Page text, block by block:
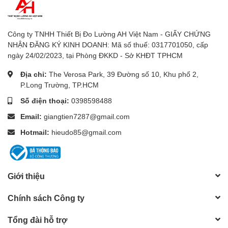
Hiển thị
40 / 400 / 4000 / 40.000 Fc
Dải đo Lux
40 / 400 / 4000 / 40.000 / 400.000
Độ phân giải 0.01 Lux/Fc
Độ chính xác
Hiệu chỉnh Cosine &
Có
Công ty TNHH Thiết Bị Đo Lường AH Việt Nam - GIẤY CHỨNG
NHẬN ĐĂNG KÝ KINH DOANH: Mã số thuế: 0317701050, cấp
ngày 24/02/2023, tại Phòng ĐKKD - Sở KHĐT TPHCM
Địa chỉ: The Verosa Park, 39 Đường số 10, Khu phố 2,
P.Long Trường, TP.HCM
Số điện thoại: 0398598488
Email: giangtien7287@gmail.com
Hotmail: hieudo85@gmail.com
Giới thiệu
Chính sách Công ty
Tổng đài hỗ trợ